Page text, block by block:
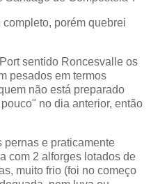
porém quebrei
sentido Roncesvalle os
pesados em termos
não está preparado
no dia anterior, então
e praticamente
com 2 alforges lotados de
muito frio (foi no começo